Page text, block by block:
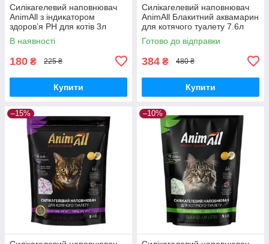
Силікагелевий наповнювач
AnimAll з індикатором
здоров’я PH для котів 3л
(1.2кг)
В наявності
180 ₴ 225 ₴
Купити
Силікагелевий наповнювач
AnimAll Блакитний аквамарин
для котячого туалету 7.6л
(3.2кг)
Готово до відправки
384 ₴ 480 ₴
Купити
–15% –10%